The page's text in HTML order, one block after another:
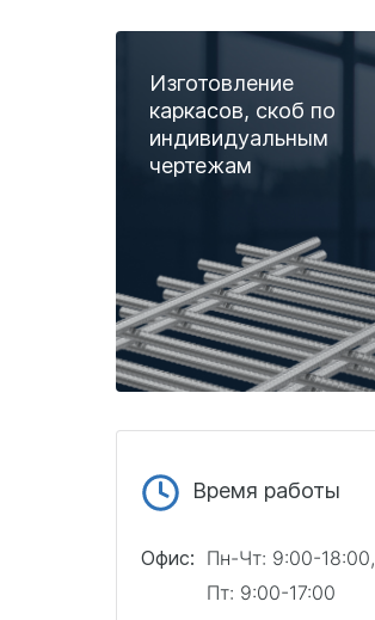
Изготовление
каркасов, скоб по
индивидуальным
чертежам
Время работы
Офис: Пн-Чт: 9:00-18:00,
Пт: 9:00-17:00